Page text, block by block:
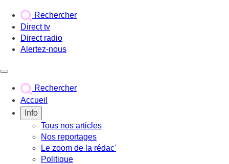
Rechercher
Direct tv
Direct radio
Alertez-nous
Rechercher
Accueil
Info
Tous nos articles
Nos reportages
Le zoom de la rédac'
Politique